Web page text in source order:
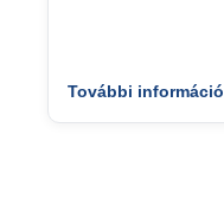
További információ